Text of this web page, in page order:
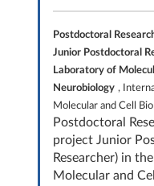
Postdoctoral
Junior Postdoctoral
Laboratory of
Neurobiology ,
Molecular and Cell
Postdoctoral
project Junior
Researcher) in
Molecular and